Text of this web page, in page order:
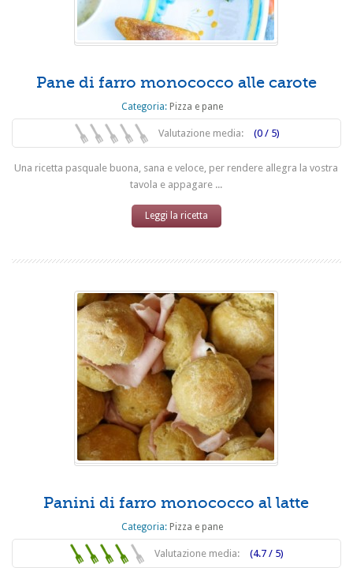
Pane di farro monococco alle carote
Categoria: Pizza e pane
Valutazione media: (0 / 5)
Una ricetta pasquale buona, sana e veloce, per rendere allegra la vostra
tavola e appagare ...
Leggi la ricetta
Panini di farro monococco al latte
Categoria: Pizza e pane
Valutazione media: (4.7 / 5)